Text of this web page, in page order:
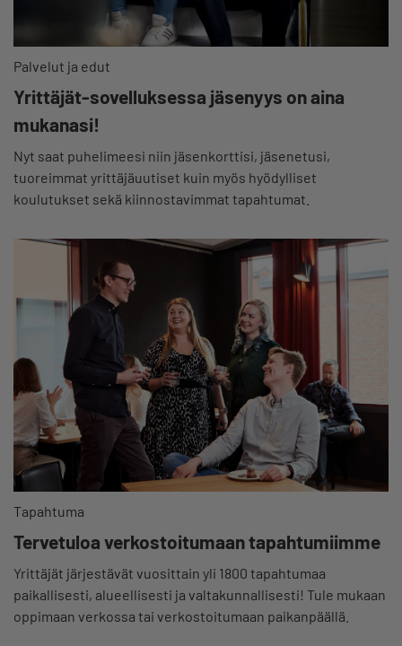
Palvelut ja edut
Yrittäjät-sovelluksessa jäsenyys on aina
mukanasi!
Nyt saat puhelimeesi niin jäsenkorttisi, jäsenetusi,
tuoreimmat yrittäjäuutiset kuin myös hyödylliset
koulutukset sekä kiinnostavimmat tapahtumat.
Tapahtuma
Tervetuloa verkostoitumaan tapahtumiimme
Yrittäjät järjestävät vuosittain yli 1800 tapahtumaa
paikallisesti, alueellisesti ja valtakunnallisesti! Tule mukaan
oppimaan verkossa tai verkostoitumaan paikanpäällä.